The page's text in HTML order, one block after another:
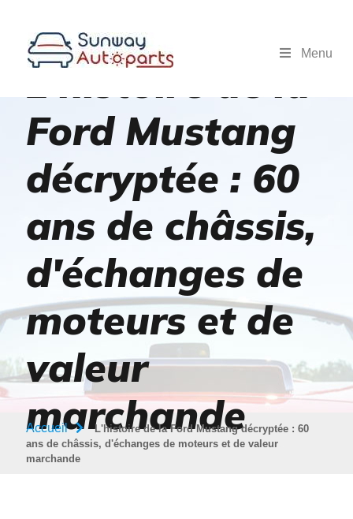
Menu
L'histoire de la
Ford Mustang
décryptée : 60
ans de châssis,
d'échanges de
moteurs et de
valeur
marchande
Accueil
L'histoire de la Ford Mustang décryptée : 60
ans de châssis, d'échanges de moteurs et de valeur
marchande